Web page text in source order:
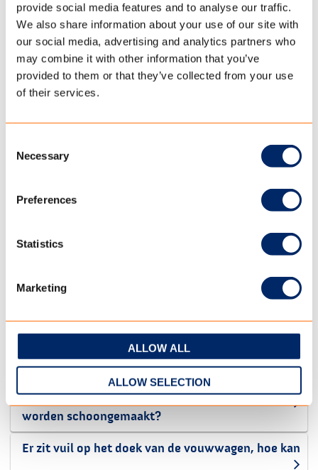
provide social media features and to analyse our traffic.
We also share information about your use of our site with
our social media, advertising and analytics partners who
may combine it with other information that you’ve
provided to them or that they’ve collected from your use
of their services.
Selection
Necessary
Preferences
Statistics
Marketing
ALLOW ALL
ALLOW SELECTION
Kan ik mijn tent nat opbergen?
Kan de tent afgesloten blijven indien we enige tijd
niet in de tent verblijven?
Vlekken verwijderen ongecoat doek
Sterk verontreinigd gecoat doek
Er zit schimmel in de tent, hoe kan dat worden
Er zit algengroei op de vouwwagen, hoe kan dat
worden schoongemaakt?
Er zit vuil op het doek van de vouwwagen, hoe kan